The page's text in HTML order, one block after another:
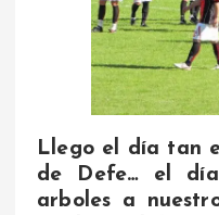
Llego el día tan
de Defe… el
arboles a